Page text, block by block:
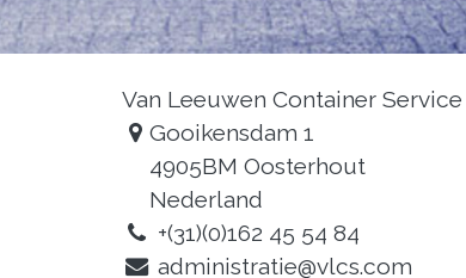
Van Leeuwen Container Service
Gooikensdam 1
4905BM Oosterhout
Nederland
+(31)(0)162 45 54 84
administratie@vlcs.com